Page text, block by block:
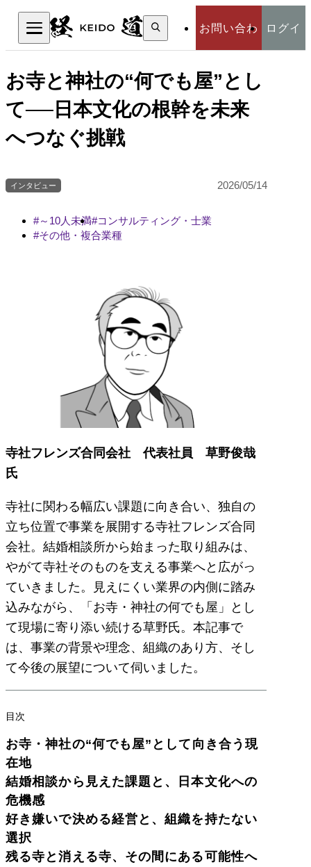
お問い合わ
せ
ログイ
検
索:
検索
お寺と神社の“何でも屋”とし
て──日本文化の根幹を未来
へつなぐ挑戦
インタビュー 2026/05/14
～10人未満 コンサルティング・士業
その他・複合業種
寺社フレンズ合同会社 代表社員 草野俊哉
氏
寺社に関わる幅広い課題に向き合い、独自の
立ち位置で事業を展開する寺社フレンズ合同
会社。結婚相談所から始まった取り組みは、
やがて寺社そのものを支える事業へと広がっ
ていきました。見えにくい業界の内側に踏み
込みながら、「お寺・神社の何でも屋」とし
て現場に寄り添い続ける草野氏。本記事で
は、事業の背景や理念、組織のあり方、そし
て今後の展望について伺いました。
目次
お寺・神社の“何でも屋”として向き合う現
在地
結婚相談から見えた課題と、日本文化への
危機感
好き嫌いで決める経営と、組織を持たない
選択
残る寺と消える寺、その間にある可能性へ